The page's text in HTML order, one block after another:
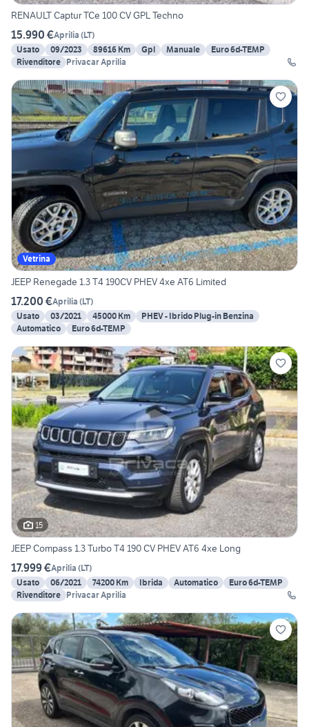
RENAULT Captur TCe 100 CV GPL Techno
15.990 €Aprilia (LT)
Usato
09/2023 89616 Km Gpl Manuale
Euro 6d-TEMP
Rivenditore Privacar Aprilia
Vetrina
JEEP Renegade 1.3 T4 190CV PHEV 4xe AT6 Limited
17.200 €Aprilia (LT)
Usato
03/2021 45000 Km
PHEV - Ibrido Plug-in Benzina
Automatico
Euro 6d-TEMP
15
JEEP Compass 1.3 Turbo T4 190 CV PHEV AT6 4xe Long
17.999 €Aprilia (LT)
Usato
06/2021 74200 Km Ibrida Automatico
Euro 6d-TEMP
Rivenditore Privacar Aprilia